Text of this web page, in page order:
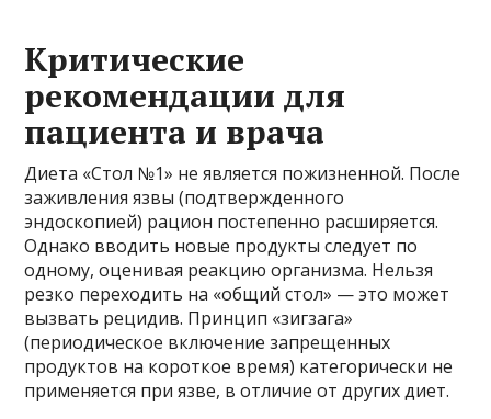
Критические
рекомендации для
пациента и врача
Диета «Стол №1» не является пожизненной. После
заживления язвы (подтвержденного
эндоскопией) рацион постепенно расширяется.
Однако вводить новые продукты следует по
одному, оценивая реакцию организма. Нельзя
резко переходить на «общий стол» — это может
вызвать рецидив. Принцип «зигзага»
(периодическое включение запрещенных
продуктов на короткое время) категорически не
применяется при язве, в отличие от других диет.